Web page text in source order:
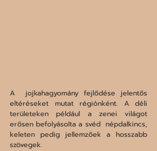
A  jojkahagyomány fejlődése jelentős
eltéréseket mutat régiónként. A déli
területeken például a zenei világot
erősen befolyásolta a svéd  népdalkincs,
keleten pedig jellemzőek a hosszabb
szövegek.